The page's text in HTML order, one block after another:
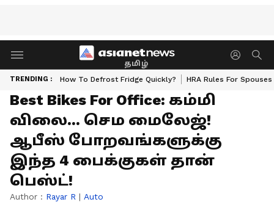
தமிழ்
TRENDING : How To Defrost Fridge Quickly? HRA Rules For Spouses
Best Bikes For Office: கம்மி
விலை... செம மைலேஜ்!
ஆபீஸ் போறவங்களுக்கு
இந்த 4 பைக்குகள் தான்
பெஸ்ட்!
Author : Rayar R | Auto